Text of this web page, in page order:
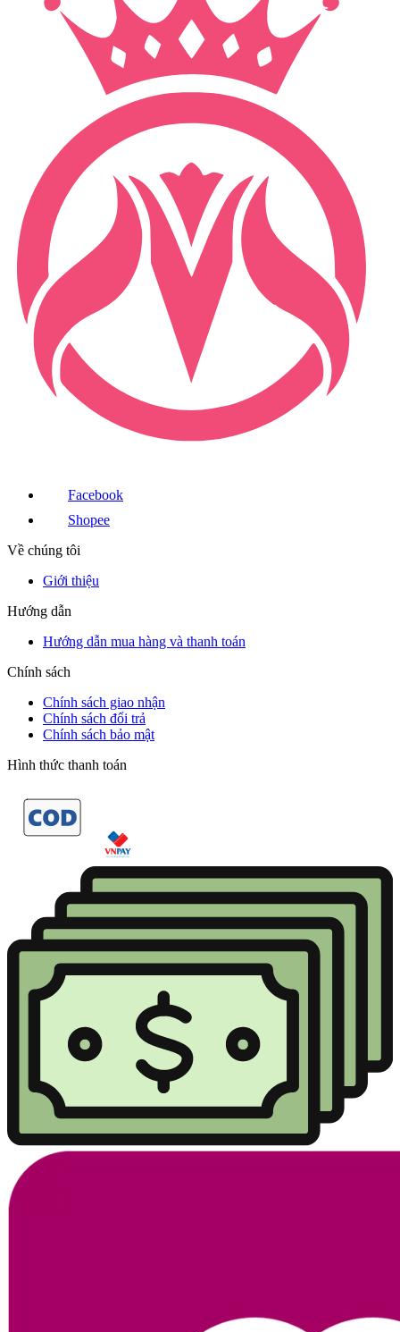
Facebook
Shopee
Về chúng tôi
Giới thiệu
Hướng dẫn
Hướng dẫn mua hàng và thanh toán
Chính sách
Chính sách giao nhận
Chính sách đổi trả
Chính sách bảo mật
Hình thức thanh toán